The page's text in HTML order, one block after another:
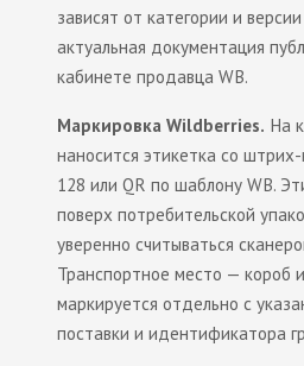
зависят от категории и
актуальная документация
кабинете продавца WB.
Маркировка Wildberries. На
наносится этикетка со
128 или QR по шаблону WB.
поверх потребительской
уверенно считываться
Транспортное место — короб
маркируется отдельно с
поставки и идентификатора